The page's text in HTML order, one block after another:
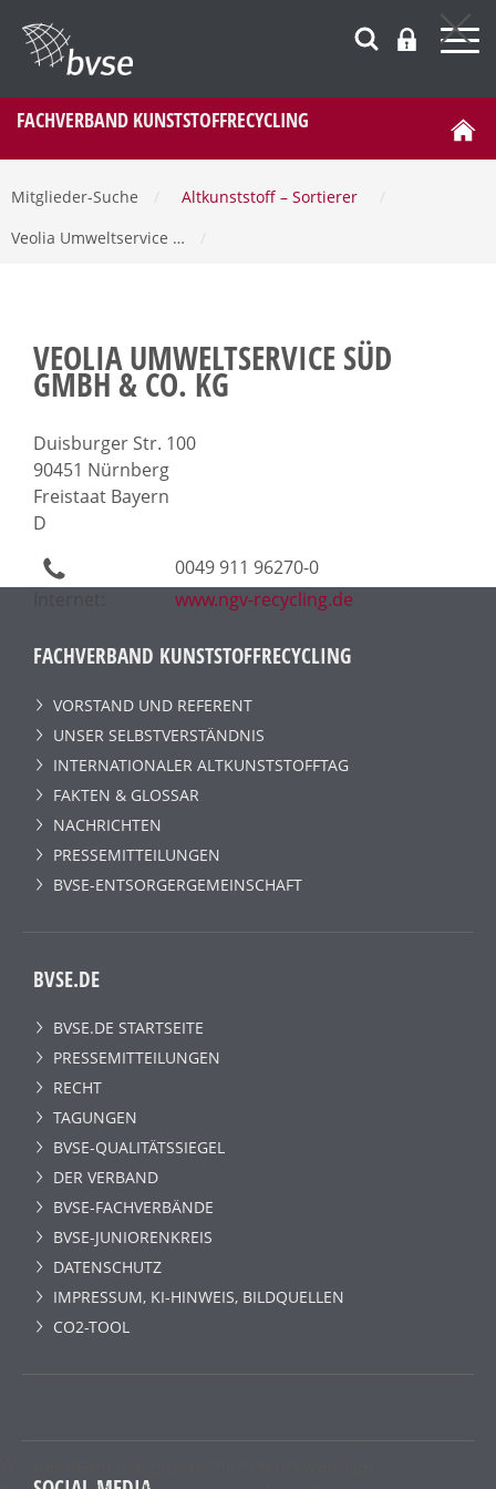
FACHVERBAND KUNSTSTOFFRECYCLING
Mitglieder-Suche Altkunststoff – Sortierer
Veolia Umweltservice …
VEOLIA UMWELTSERVICE SÜD
GMBH & CO. KG
Duisburger Str. 100
90451 Nürnberg
Freistaat Bayern
D
0049 911 96270-0
www.ngv-recycling.de
FACHVERBAND KUNSTSTOFFRECYCLING
VORSTAND UND REFERENT
UNSER SELBSTVERSTÄNDNIS
INTERNATIONALER ALTKUNSTSTOFFTAG
FAKTEN & GLOSSAR
NACHRICHTEN
PRESSEMITTEILUNGEN
BVSE-ENTSORGERGEMEINSCHAFT
BVSE.DE
BVSE.DE STARTSEITE
PRESSEMITTEILUNGEN
RECHT
TAGUNGEN
BVSE-QUALITÄTSSIEGEL
DER VERBAND
BVSE-FACHVERBÄNDE
BVSE-JUNIORENKREIS
DATENSCHUTZ
IMPRESSUM, KI-HINWEIS, BILDQUELLEN
CO2-TOOL